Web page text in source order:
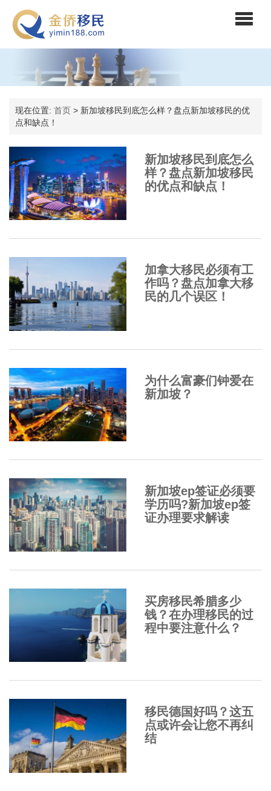
现在位置: 首页 > 新加坡移民到底怎么样？盘点新加坡移民的优
点和缺点！
新加坡移民到底怎么
样？盘点新加坡移民
的优点和缺点！
加拿大移民必须有工
作吗？盘点加拿大移
民的几个误区！
为什么富豪们钟爱在
新加坡？
新加坡ep签证必须要
学历吗?新加坡ep签
证办理要求解读
买房移民希腊多少
钱？在办理移民的过
程中要注意什么？
移民德国好吗？这五
点或许会让您不再纠
结